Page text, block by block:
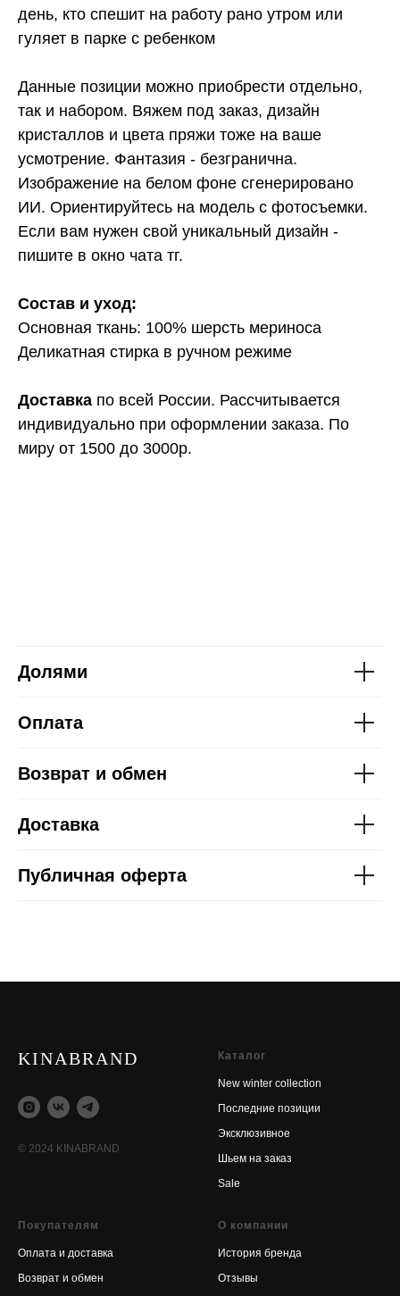
день, кто спешит на работу рано утром или
гуляет в парке с ребенком
Данные позиции можно приобрести отдельно,
так и набором. Вяжем под заказ, дизайн
кристаллов и цвета пряжи тоже на ваше
усмотрение. Фантазия - безгранична.
Изображение на белом фоне сгенерировано
ИИ. Ориентируйтесь на модель с фотосъемки.
Если вам нужен свой уникальный дизайн -
пишите в окно чата тг.
Состав и уход:
Основная ткань: 100% шерсть мериноса
Деликатная стирка в ручном режиме
Доставка по всей России. Рассчитывается
индивидуально при оформлении заказа. По
миру от 1500 до 3000р.
Долями
Оплата
Возврат и обмен
Доставка
Публичная оферта
KINABRAND
© 2024 KINABRAND
Каталог
New winter collection
Последние позиции
Эксклюзивное
Шьем на заказ
Sale
Покупателям
Оплата и доставка
Возврат и обмен
О компании
История бренда
Отзывы